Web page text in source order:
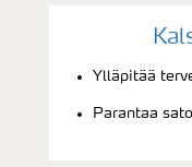
Ylläpitää
Parantaa